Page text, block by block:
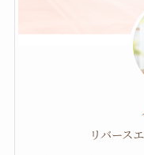
リバース